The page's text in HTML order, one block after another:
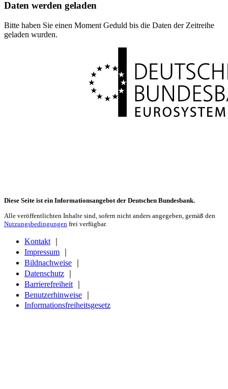
Daten werden geladen
Bitte haben Sie einen Moment Geduld bis die Daten der Zeitreihe
geladen wurden.
Diese Seite ist ein Informationsangebot der Deutschen Bundesbank.
Alle veröffentlichten Inhalte sind, sofern nicht anders angegeben, gemäß den
Nutzungsbedingungen frei verfügbar.
Kontakt
Impressum
Bildnachweise
Datenschutz
Barrierefreiheit
Benutzerhinweise
Informationsfreiheitsgesetz